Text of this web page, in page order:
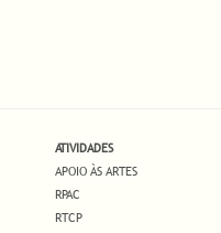
ATIVIDADES
APOIO ÀS ARTES
RPAC
RTCP